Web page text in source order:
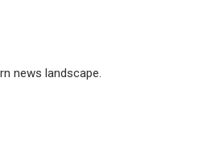
news landscape.